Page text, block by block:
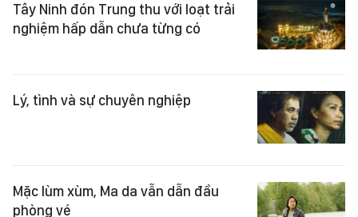
Tây Ninh đón Trung thu với loạt trải
nghiệm hấp dẫn chưa từng có
Lý, tình và sự chuyên nghiệp
Mặc lùm xùm, Ma da vẫn dẫn đầu
phòng vé